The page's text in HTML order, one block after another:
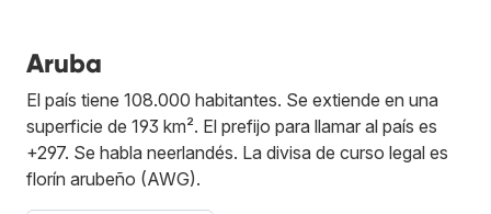
Aruba
El país tiene 108.000 habitantes. Se extiende en una
superficie de 193 km². El prefijo para llamar al país es
+297. Se habla neerlandés. La divisa de curso legal es
florín arubeño (AWG).